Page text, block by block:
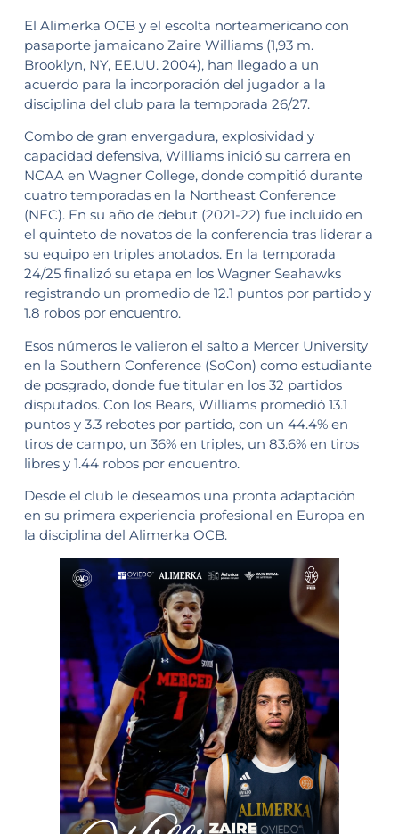
El Alimerka OCB y el escolta norteamericano con
pasaporte jamaicano Zaire Williams (1,93 m.
Brooklyn, NY, EE.UU. 2004), han llegado a un
acuerdo para la incorporación del jugador a la
disciplina del club para la temporada 26/27.
Combo de gran envergadura, explosividad y
capacidad defensiva, Williams inició su carrera en
NCAA en Wagner College, donde compitió durante
cuatro temporadas en la Northeast Conference
(NEC). En su año de debut (2021-22) fue incluido en
el quinteto de novatos de la conferencia tras liderar a
su equipo en triples anotados. En la temporada
24/25 finalizó su etapa en los Wagner Seahawks
registrando un promedio de 12.1 puntos por partido y
1.8 robos por encuentro.
Esos números le valieron el salto a Mercer University
en la Southern Conference (SoCon) como estudiante
de posgrado, donde fue titular en los 32 partidos
disputados. Con los Bears, Williams promedió 13.1
puntos y 3.3 rebotes por partido, con un 44.4% en
tiros de campo, un 36% en triples, un 83.6% en tiros
libres y 1.44 robos por encuentro.
Desde el club le deseamos una pronta adaptación
en su primera experiencia profesional en Europa en
la disciplina del Alimerka OCB.